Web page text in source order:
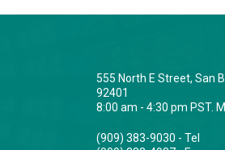
555 North E Street, San
92401
8:00 am - 4:30 pm PST.
(909) 383-9030 - Tel